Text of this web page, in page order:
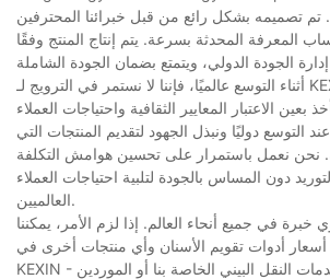
تم تصميمه بشكل رائع من قبل خبرائنا المحترفين
المعرفة المحدثة بسرعة. يتم إنتاج المنتج وفقًا
أثناء التوسع عالميًا، فإننا لا نستمر في الترويج لـ KEXIN فحسب، بل نتكيف
بعين الاعتبار المعايير الثقافية واحتياجات العملاء
التوسع دوليًا ونبذل الجهود لتقديم المنتجات التي
نحن نعمل باستمرار على تحسين هوامش التكلفة
دون المساس بالجودة لتلبية احتياجات العملاء
العالميين.
خبرة في جميع أنحاء العالم. إذا لزم الأمر، يمكننا
أسعار أدوات تقويم الأسنان وأي منتجات أخرى في
KEXIN - سواء من خلال خدمات النقل البيني الخاصة بنا أو الموردين